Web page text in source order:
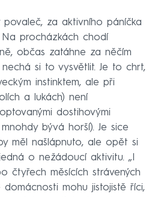
za aktivního páníčka
procházkách chodí
občas zatáhne za něčím
si to vysvětlit. Je to chrt,
instinktem, ale při
a lukách) není
dostihovými
bývá horší). Je sice
měl našlápnuto, ale opět si
o nežádoucí aktivitu. „I
čtyřech měsících strávených
mohu jistojistě říci,